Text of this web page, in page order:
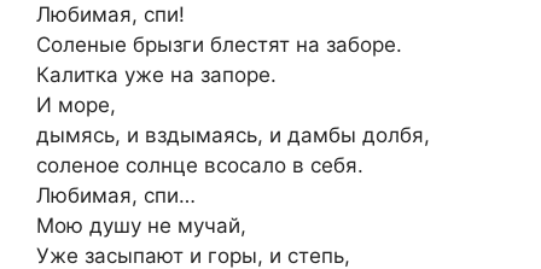
Любимая, спи!
Соленые брызги блестят на заборе.
Калитка уже на запоре.
И море,
дымясь, и вздымаясь, и дамбы долбя,
соленое солнце всосало в себя.
Любимая, спи…
Мою душу не мучай,
Уже засыпают и горы, и степь,